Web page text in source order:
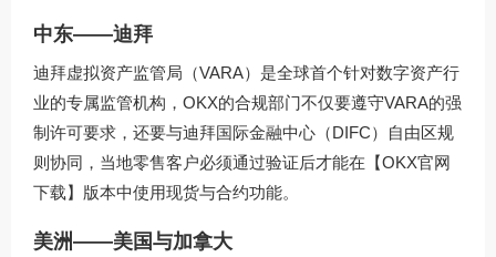
中东——迪拜
迪拜虚拟资产监管局（VARA）是全球首个针对数字资产行
业的专属监管机构，OKX的合规部门不仅要遵守VARA的强
制许可要求，还要与迪拜国际金融中心（DIFC）自由区规
则协同，当地零售客户必须通过验证后才能在【OKX官网
下载】版本中使用现货与合约功能。
美洲——美国与加拿大